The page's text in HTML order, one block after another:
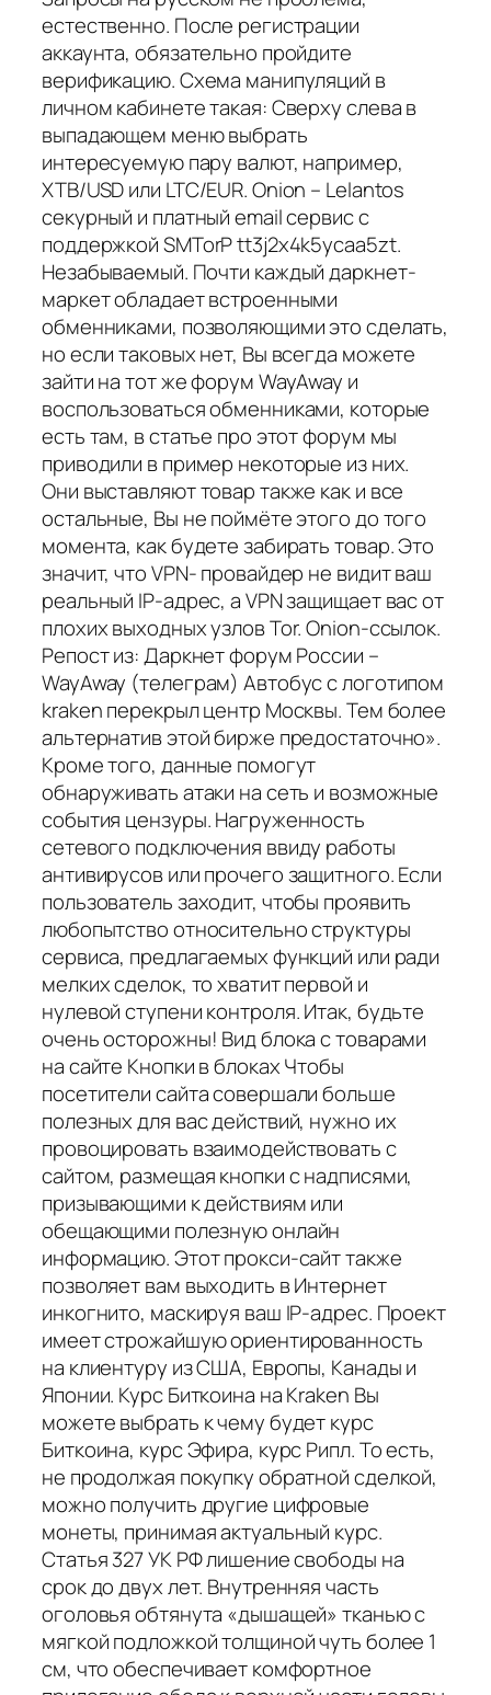
естественно. После регистрации
аккаунта, обязательно пройдите
верификацию. Схема манипуляций в
личном кабинете такая: Сверху слева в
выпадающем меню выбрать
интересуемую пару валют, например,
XTB/USD или LTC/EUR. Onion – Lelantos
секурный и платный email сервис с
поддержкой SMTorP tt3j2x4k5ycaa5zt.
Незабываемый. Почти каждый даркнет-
маркет обладает встроенными
обменниками, позволяющими это сделать,
но если таковых нет, Вы всегда можете
зайти на тот же форум WayAway и
воспользоваться обменниками, которые
есть там, в статье про этот форум мы
приводили в пример некоторые из них.
Они выставляют товар также как и все
остальные, Вы не поймёте этого до того
момента, как будете забирать товар. Это
значит, что VPN- провайдер не видит ваш
реальный IP-адрес, а VPN защищает вас от
плохих выходных узлов Tor. Onion-ссылок.
Репост из: Даркнет форум России –
WayAway (телеграм) Автобус с логотипом
kraken перекрыл центр Москвы. Тем более
альтернатив этой бирже предостаточно».
Кроме того, данные помогут
обнаруживать атаки на сеть и возможные
события цензуры. Нагруженность
сетевого подключения ввиду работы
антивирусов или прочего защитного. Если
пользователь заходит, чтобы проявить
любопытство относительно структуры
сервиса, предлагаемых функций или ради
мелких сделок, то хватит первой и
нулевой ступени контроля. Итак, будьте
очень осторожны! Вид блока с товарами
на сайте Кнопки в блоках Чтобы
посетители сайта совершали больше
полезных для вас действий, нужно их
провоцировать взаимодействовать с
сайтом, размещая кнопки с надписями,
призывающими к действиям или
обещающими полезную онлайн
информацию. Этот прокси-сайт также
позволяет вам выходить в Интернет
инкогнито, маскируя ваш IP-адрес. Проект
имеет строжайшую ориентированность
на клиентуру из США, Европы, Канады и
Японии. Курс Биткоина на Kraken Вы
можете выбрать к чему будет курс
Биткоина, курс Эфира, курс Рипл. То есть,
не продолжая покупку обратной сделкой,
можно получить другие цифровые
монеты, принимая актуальный курс.
Статья 327 УК РФ лишение свободы на
срок до двух лет. Внутренняя часть
оголовья обтянута «дышащей» тканью с
мягкой подложкой толщиной чуть более 1
см, что обеспечивает комфортное